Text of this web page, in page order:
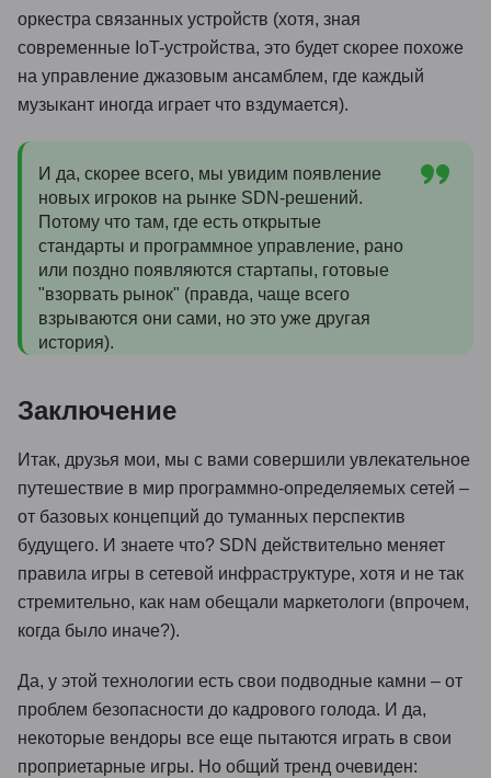
оркестра связанных устройств (хотя, зная
современные IoT-устройства, это будет скорее похоже
на управление джазовым ансамблем, где каждый
музыкант иногда играет что вздумается).
И да, скорее всего, мы увидим появление
новых игроков на рынке SDN-решений.
Потому что там, где есть открытые
стандарты и программное управление, рано
или поздно появляются стартапы, готовые
"взорвать рынок" (правда, чаще всего
взрываются они сами, но это уже другая
история).
Заключение
Итак, друзья мои, мы с вами совершили увлекательное
путешествие в мир программно-определяемых сетей –
от базовых концепций до туманных перспектив
будущего. И знаете что? SDN действительно меняет
правила игры в сетевой инфраструктуре, хотя и не так
стремительно, как нам обещали маркетологи (впрочем,
когда было иначе?).
Да, у этой технологии есть свои подводные камни – от
проблем безопасности до кадрового голода. И да,
некоторые вендоры все еще пытаются играть в свои
проприетарные игры. Но общий тренд очевиден: